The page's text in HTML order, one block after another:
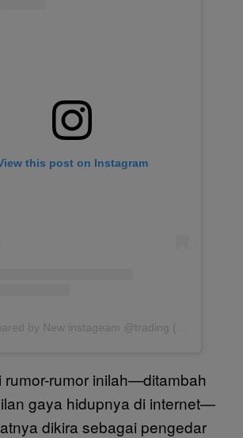
this post on Instagram
rumor-rumor inilah—ditambah
gaya hidupnya di internet—
dikira sebagai pengedar